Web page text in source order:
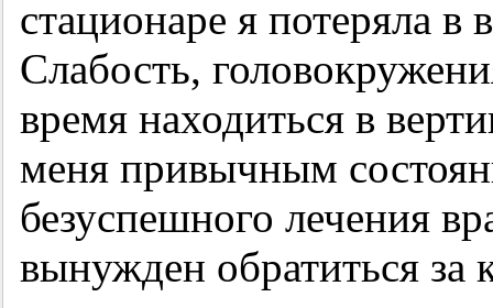
стационаре я потеряла в
Слабость,
время находиться в
меня привычным
безуспешного лечения
вынужден обратиться за